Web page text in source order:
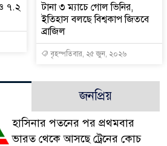
৭.২
টানা ৩ ম্যাচে গোল ভিনির,
ইতিহাস বলছে বিশ্বকাপ জিতবে
ব্রাজিল
বৃহস্পতিবার, ২৫ জুন, ২০২৬
জনপ্রিয়
হাসিনার পতনের পর প্রথমবার
ভারত থেকে আসছে ট্রেনের কোচ